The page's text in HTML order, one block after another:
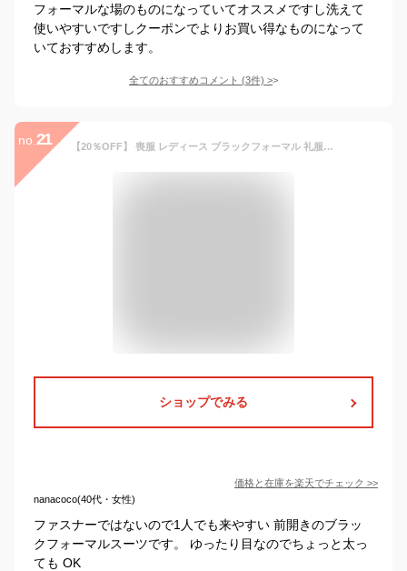
フォーマルな場のものになっていてオススメですし洗えて
使いやすいですしクーポンでよりお買い得なものになって
いておすすめします。
全てのおすすめコメント (3件) >
no. 21 【20％OFF】 喪服 レディース ブラックフォーマル 礼服 50代 大きいサイズ ゆったり ロング丈 夏用 ワンピース スーツ オールシーズン 洗える 前開き 法事 アンサンブル 葬式 20代 30代 40代 60代 冠婚葬祭 入学式 卒業式 入園式 卒園式 おしゃれ 上品 清涼生地
ショップでみる
価格と在庫を楽天でチェック >>
nanacoco(40代・女性)
ファスナーではないので1人でも来やすい 前開きのブラッ
クフォーマルスーツです。 ゆったり目なのでちょっと太っ
ても OK